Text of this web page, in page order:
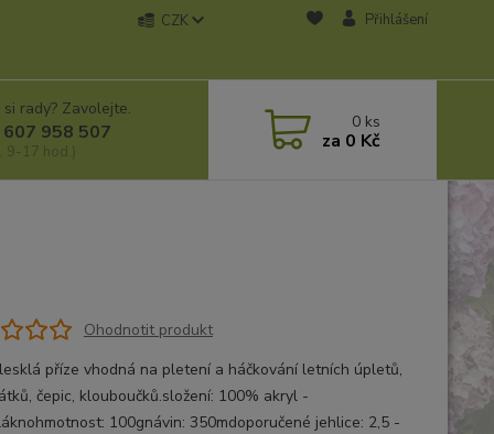
CZK Přihlášení
rady? Zavolejte.
958 507
9-17 hod.)
0 ks
za 0 Kč
Ohodnotit produkt
příze vhodná na pletení a háčkování letních úpletů,
čepic, klouboučků.složení: 100% akryl -
100gnávin: 350mdoporučené jehlice: 2,5 -